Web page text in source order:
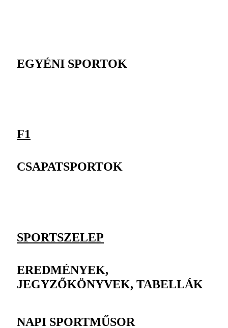
EGYÉNI SPORTOK
F1
CSAPATSPORTOK
SPORTSZELEP
EREDMÉNYEK,
JEGYZŐKÖNYVEK, TABELLÁK
NAPI SPORTMŰSOR